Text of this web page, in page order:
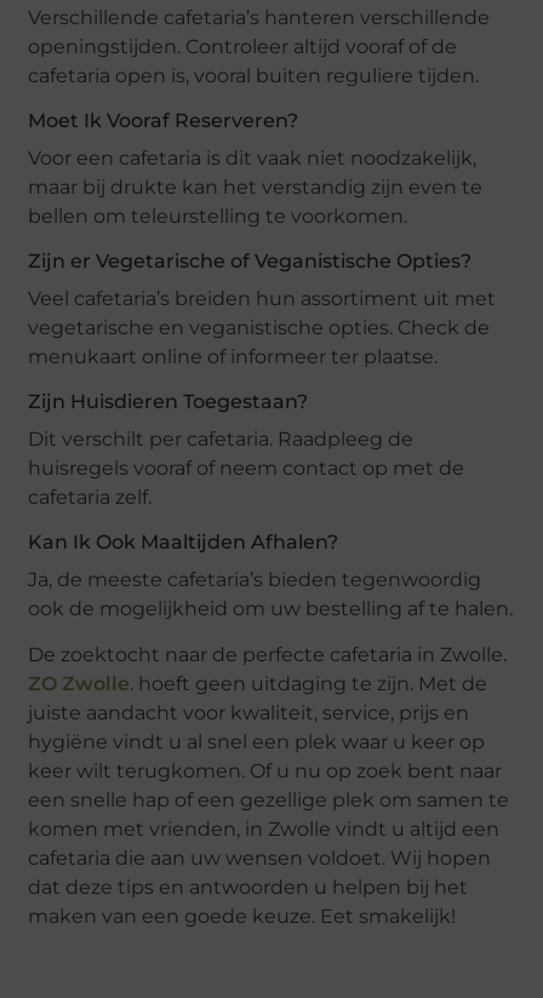
Verschillende cafetaria’s hanteren verschillende
openingstijden. Controleer altijd vooraf of de
cafetaria open is, vooral buiten reguliere tijden.
Moet Ik Vooraf Reserveren?
Voor een cafetaria is dit vaak niet noodzakelijk,
maar bij drukte kan het verstandig zijn even te
bellen om teleurstelling te voorkomen.
Zijn er Vegetarische of Veganistische Opties?
Veel cafetaria’s breiden hun assortiment uit met
vegetarische en veganistische opties. Check de
menukaart online of informeer ter plaatse.
Zijn Huisdieren Toegestaan?
Dit verschilt per cafetaria. Raadpleeg de
huisregels vooraf of neem contact op met de
cafetaria zelf.
Kan Ik Ook Maaltijden Afhalen?
Ja, de meeste cafetaria’s bieden tegenwoordig
ook de mogelijkheid om uw bestelling af te halen.
De zoektocht naar de perfecte cafetaria in Zwolle.
ZO Zwolle. hoeft geen uitdaging te zijn. Met de
juiste aandacht voor kwaliteit, service, prijs en
hygiëne vindt u al snel een plek waar u keer op
keer wilt terugkomen. Of u nu op zoek bent naar
een snelle hap of een gezellige plek om samen te
komen met vrienden, in Zwolle vindt u altijd een
cafetaria die aan uw wensen voldoet. Wij hopen
dat deze tips en antwoorden u helpen bij het
maken van een goede keuze. Eet smakelijk!